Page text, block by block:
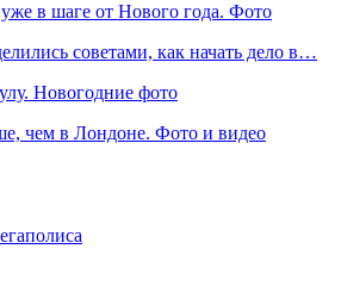
в шаге от Нового года. Фото
советами, как начать дело в…
Новогодние фото
чем в Лондоне. Фото и видео